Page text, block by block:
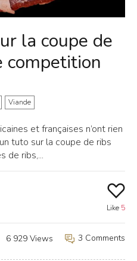
la coupe de
competition
Viande
et françaises n’ont rien
tuto sur la coupe de ribs
de ribs,...
Like 5
3 Comments
6 929 Views